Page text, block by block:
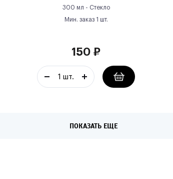
300 мл - Стекло
Мин. заказ 1 шт.
150 ₽
ПОКАЗАТЬ ЕЩЕ